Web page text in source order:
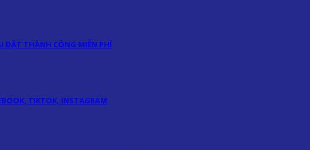
ĐẶT THÀNH CÔNG MIỄN PHÍ
TIKTOK, INSTAGRAM